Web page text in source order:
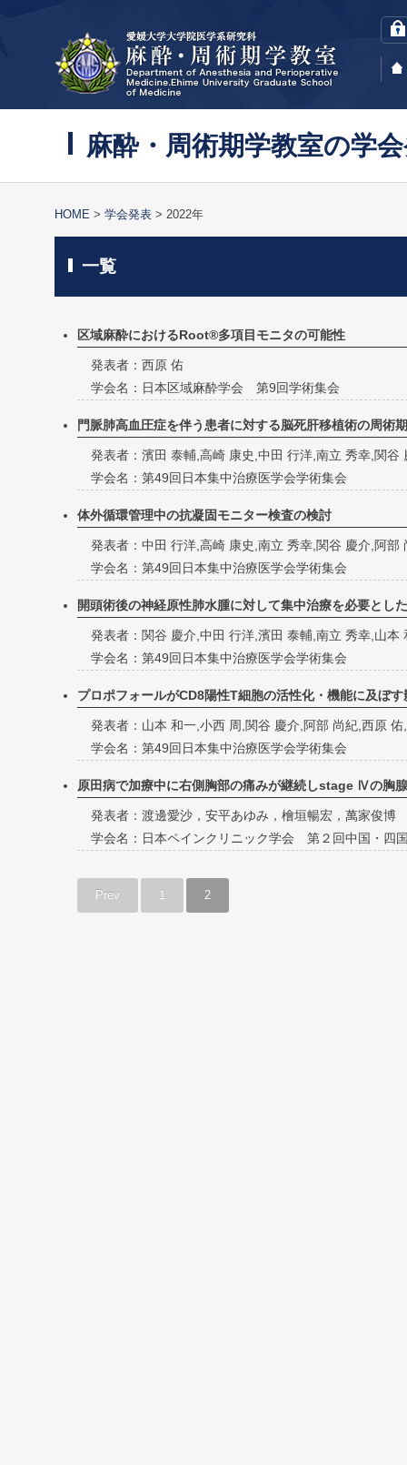
麻酔・周術期学教室の学
HOME 学会発表 2022年
一覧
区域麻酔におけるRoot®多項目モニタの可能性
発表者：西原 佑
学会名：日本区域麻酔学会 第9回学術集会
門脈肺高血圧症を伴う患者に対する脳死肝移植術の周術
発表者：濱田 泰輔,高崎 康史,中田 行洋,南立 秀幸,関谷
学会名：第49回日本集中治療医学会学術集会
体外循環管理中の抗凝固モニター検査の検討
発表者：中田 行洋,高崎 康史,南立 秀幸,関谷 慶介,阿部
学会名：第49回日本集中治療医学会学術集会
開頭術後の神経原性肺水腫に対して集中治療を必要とし
発表者：関谷 慶介,中田 行洋,濱田 泰輔,南立 秀幸,山
学会名：第49回日本集中治療医学会学術集会
プロポフォールがCD8陽性T細胞の活性化・機能に及ぼす
発表者：山本 和一,小西 周,関谷 慶介,阿部 尚紀,西原
学会名：第49回日本集中治療医学会学術集会
原田病で加療中に右側胸部の痛みが継続しstage Ⅳの胸
発表者：渡邊愛沙，安平あゆみ，檜垣暢宏，萬家俊博
学会名：日本ペインクリニック学会 第２回中国・四
Prev 1 2